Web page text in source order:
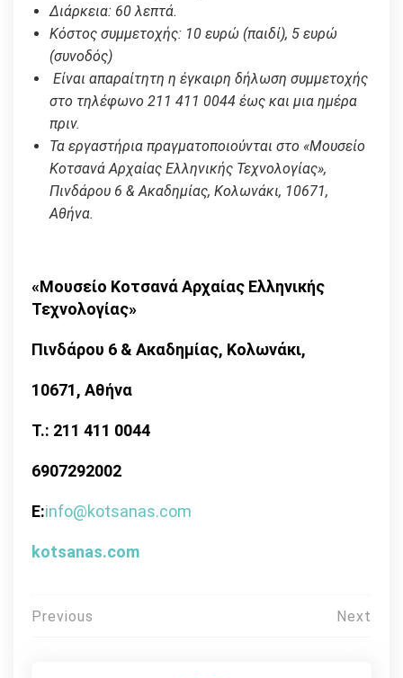
Διάρκεια: 60 λεπτά.
Κόστος συμμετοχής: 10 ευρώ (παιδί), 5 ευρώ
(συνοδός)
Είναι απαραίτητη η έγκαιρη δήλωση συμμετοχής
στο τηλέφωνο 211 411 0044 έως και μια ημέρα
πριν.
Τα εργαστήρια πραγματοποιούνται στο «Μουσείο
Κοτσανά Αρχαίας Ελληνικής Τεχνολογίας»,
Πινδάρου 6 & Ακαδημίας, Κολωνάκι, 10671,
Αθήνα.
«Μουσείο Κοτσανά Αρχαίας Ελληνικής
Τεχνολογίας»
Πινδάρου 6 & Ακαδημίας, Κολωνάκι,
10671, Αθήνα
T.: 211 411 0044
6907292002
Ε:info@kotsanas.com
kotsanas.com
Πλοήγηση
Previous Next